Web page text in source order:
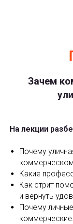
Зачем
На лекции
Почему
Какие
Как стрит
и вернуть
Почему
коммерческие.